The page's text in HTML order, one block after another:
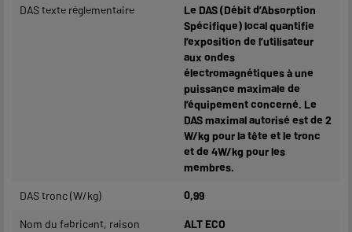
DAS texte réglementaire
Le DAS (Débit d’Absorption
Spécifique) local quantifie
l’exposition de l’utilisateur
aux ondes
électromagnétiques à une
puissance maximale de
l’équipement concerné. Le
DAS maximal autorisé est de 2
W/kg pour la tête et le tronc
et de 4W/kg pour les
membres.
DAS tronc (W/kg) 0,99
Nom du fabricant, raison
ALT ECO